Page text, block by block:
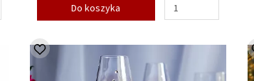
Do koszyka